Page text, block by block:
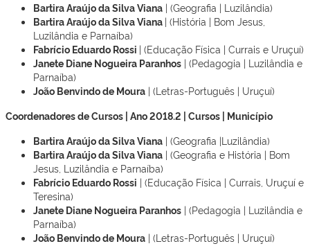
Bartira Araújo da Silva Viana | (Geografia | Luzilândia)
Bartira Araújo da Silva Viana | (História | Bom Jesus,
Luzilândia e Parnaíba)
Fabrício Eduardo Rossi | (Educação Física | Currais e Uruçuí)
Janete Diane Nogueira Paranhos | (Pedagogia | Luzilândia e
Parnaíba)
João Benvindo de Moura | (Letras-Português | Uruçuí)
Coordenadores de Cursos | Ano 2018.2 | Cursos | Município
Bartira Araújo da Silva Viana | (Geografia |Luzilândia)
Bartira Araújo da Silva Viana | (Geografia e História | Bom
Jesus, Luzilândia e Parnaíba)
Fabrício Eduardo Rossi | (Educação Física | Currais, Uruçuí e
Teresina)
Janete Diane Nogueira Paranhos | (Pedagogia | Luzilândia e
Parnaíba)
João Benvindo de Moura | (Letras-Português | Uruçuí)